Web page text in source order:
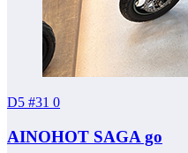
D5 #31 0
AINOHOT SAGA go